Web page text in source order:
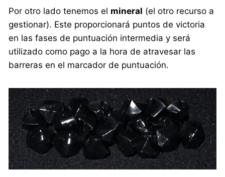
Por otro lado tenemos el mineral (el otro recurso a
gestionar). Este proporcionará puntos de victoria
en las fases de puntuación intermedia y será
utilizado como pago a la hora de atravesar las
barreras en el marcador de puntuación.